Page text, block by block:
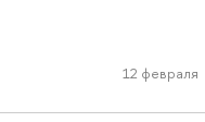
12 февраля